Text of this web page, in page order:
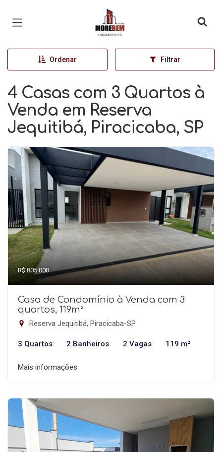
Página inicial
Ordenar Filtrar
4 Casas com 3 Quartos à
Venda em Reserva
Jequitibá, Piracicaba, SP
R$ 805.000
Casa de Condomínio à Venda com 3
quartos, 119m²
Reserva Jequitibá, Piracicaba-SP
3 Quartos 2 Banheiros 2 Vagas 119 m²
Mais informações